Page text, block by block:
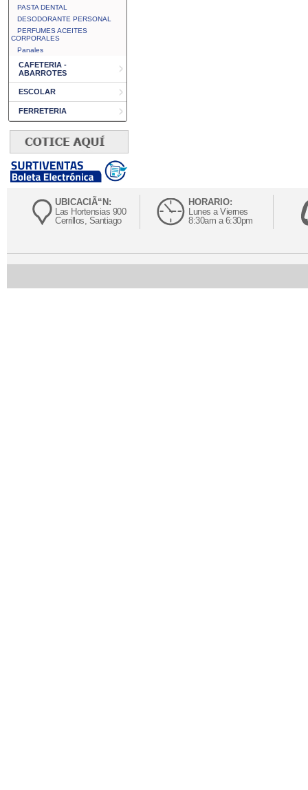
PASTA DENTAL
DESODORANTE PERSONAL
PERFUMES ACEITES
CORPORALES
Panales
CAFETERIA -
ABARROTES
ESCOLAR
FERRETERIA
UBICACIÃ“N:
Las Hortensias 900
Cerrillos, Santiago
HORARIO:
Lunes a Viernes
8:30am a 6:30pm